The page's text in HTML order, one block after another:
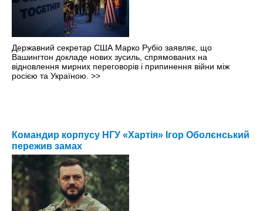
Державний секретар США Марко Рубіо заявляє, що
Вашингтон докладе нових зусиль, спрямованих на
відновлення мирних переговорів і припинення війни між
росією та Україною. >>
Командир корпусу НГУ «Хартія» Ігор Оболєнський
пережив замах